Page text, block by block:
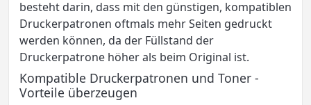
besteht darin, dass mit den günstigen, kompatiblen
Druckerpatronen oftmals mehr Seiten gedruckt
werden können, da der Füllstand der
Druckerpatrone höher als beim Original ist.
Kompatible Druckerpatronen und Toner -
Vorteile überzeugen